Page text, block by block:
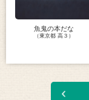
魚鬼の本だな
（東京都 高３）